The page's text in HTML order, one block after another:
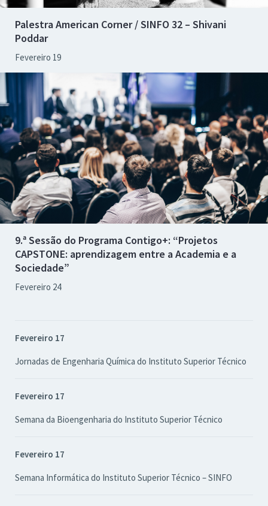
Palestra American Corner / SINFO 32 – Shivani
Poddar
Fevereiro 19
9.ª Sessão do Programa Contigo+: “Projetos
CAPSTONE: aprendizagem entre a Academia e a
Sociedade”
Fevereiro 24
Fevereiro 17
Jornadas de Engenharia Química do Instituto Superior Técnico
Fevereiro 17
Semana da Bioengenharia do Instituto Superior Técnico
Fevereiro 17
Semana Informática do Instituto Superior Técnico – SINFO